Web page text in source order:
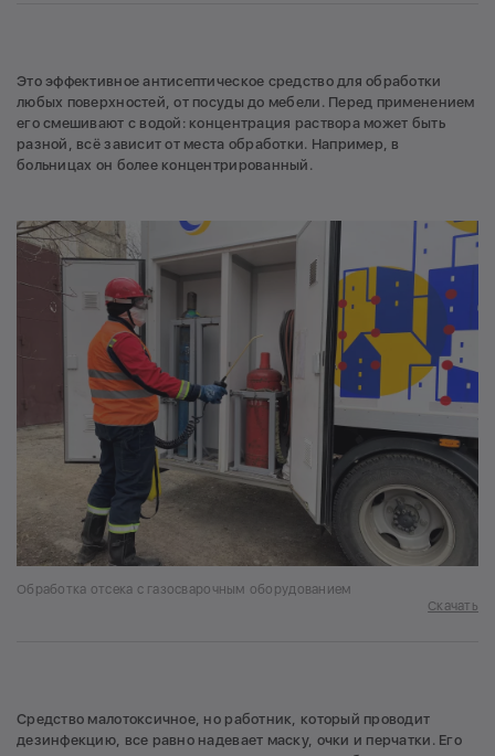
Это эффективное антисептическое средство для обработки
любых поверхностей, от посуды до мебели. Перед применением
его смешивают с водой: концентрация раствора может быть
разной, всё зависит от места обработки. Например, в
больницах он более концентрированный.
Обработка отсека с газосварочным оборудованием
Скачать
Средство малотоксичное, но работник, который проводит
дезинфекцию, все равно надевает маску, очки и перчатки. Его